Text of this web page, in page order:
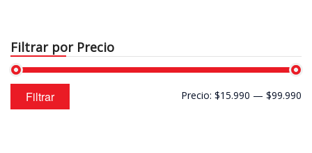
Filtrar por Precio
Precio
mínimo
Precio
máximo
Filtrar Precio: $15.990 — $99.990